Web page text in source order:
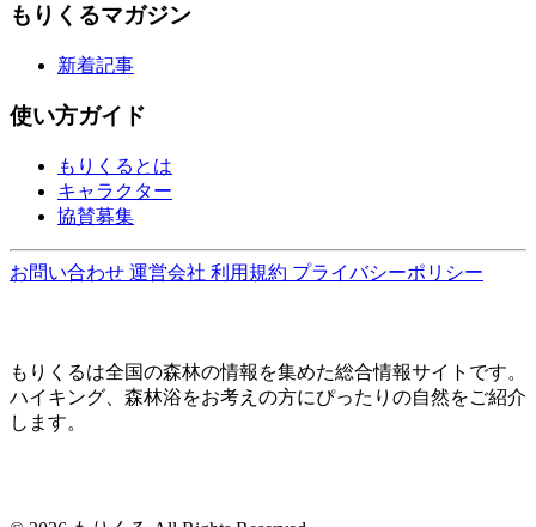
もりくるマガジン
新着記事
使い方ガイド
もりくるとは
キャラクター
協賛募集
お問い合わせ 運営会社 利用規約 プライバシーポリシー
もりくるは全国の森林の情報を集めた総合情報サイトです。
ハイキング、森林浴をお考えの方にぴったりの自然をご紹介
します。